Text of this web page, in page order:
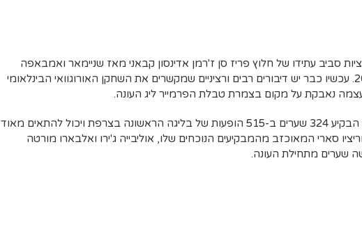
סביב עתידו של חלוץ פריז סן ז'רמן אדינסון קבאני מאז שניימאר ואמבאפה
הגיעו בשנת 2017. עכשיו כבר יש דיבורים רבים ורציניים שמקשרים את השחקן האורוגוואי הבינלאומי
נאבקת על מקום בצמרת טבלת הפרמייר ליג העונה.
השחקן בן ה-31 הבקיע 324 שערים ב-515 הופעות של בליגה הראשונה בצרפת ויכול להתאים מאוד
סארי המאוכזב מהמבקיעים הנוכחים שלו, אוליבייה ג'ירו ואלבארו מורטה
שערים מתחילת העונה.